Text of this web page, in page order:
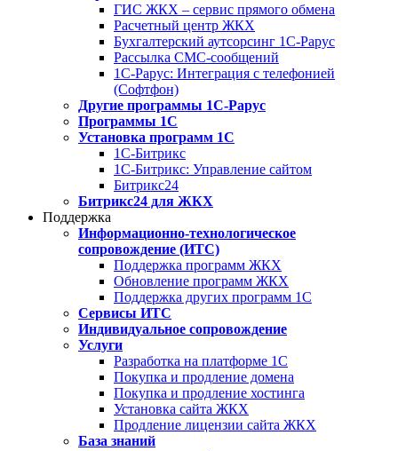
ГИС ЖКХ – сервис прямого обмена
Расчетный центр ЖКХ
Бухгалтерский аутсорсинг 1С-Рарус
Рассылка СМС-сообщений
1С-Рарус: Интеграция с телефонией
(Софтфон)
Другие программы 1С-Рарус
Программы 1С
Установка программ 1С
1С-Битрикс
1С-Битрикс: Управление сайтом
Битрикс24
Битрикс24 для ЖКХ
Поддержка
Информационно-технологическое
сопровождение (ИТС)
Поддержка программ ЖКХ
Обновление программ ЖКХ
Поддержка других программ 1С
Сервисы ИТС
Индивидуальное сопровождение
Услуги
Разработка на платформе 1С
Покупка и продление домена
Покупка и продление хостинга
Установка сайта ЖКХ
Продление лицензии сайта ЖКХ
База знаний